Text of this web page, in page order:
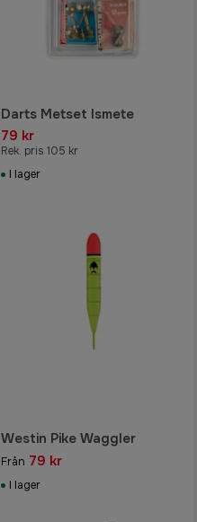
Darts Metset Ismete
79 kr
Rek. pris 105 kr
I lager
Westin Pike Waggler
Från 79 kr
I lager